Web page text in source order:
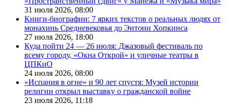
31 июля 2026, 08:00
Книги-биографии: 7 ярких текстов о реальных людях от
монахинь Средневековья до Энтони Хопкинса
27 июля 2026, 18:00
Куда пойти 24 — 26 июля: Джазовый фестиваль по
всему городу, «Окна Открой» и уличные театры в
ЦПКиО
24 июля 2026, 08:00
«Испания в огне» и 90 лет спустя: Музей истории
религии открыл выставку о гражданской войне
23 июля 2026, 11:18